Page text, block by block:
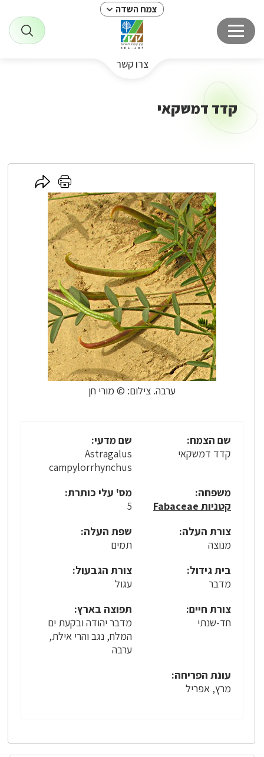
צמח השדה
צרו קשר
קדד דמשקאי
ערבה. צילום: © מורי חן
לחץ
כאן
להדפסה
לחץ
כאן
לשיתוף
שם הצמח:
קדד דמשקאי
שם מדעי:
Astragalus
campylorrhynchus
משפחה:
קטניות Fabaceae
מס' עלי כותרת:
5
צורת העלה:
מנוצה
שפת העלה:
תמים
בית גידול:
מדבר
צורת הגבעול:
עגול
צורת חיים:
חד-שנתי
תפוצה בארץ:
מדבר יהודה ובקעת ים
המלח, נגב והרי אילת,
ערבה
עונת הפריחה:
מרץ, אפריל